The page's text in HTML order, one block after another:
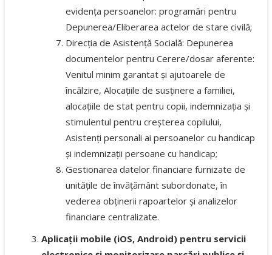
evidența persoanelor: programări pentru
Depunerea/Eliberarea actelor de stare civilă;
Direcția de Asistență Socială: Depunerea
documentelor pentru Cerere/dosar aferente:
Venitul minim garantat și ajutoarele de
încălzire, Alocațiile de susținere a familiei,
alocațiile de stat pentru copii, indemnizația și
stimulentul pentru creșterea copilului,
Asistenți personali ai persoanelor cu handicap
și indemnizații persoane cu handicap;
Gestionarea datelor financiare furnizate de
unitățile de învățământ subordonate, în
vederea obținerii rapoartelor și analizelor
financiare centralizate.
Aplicații mobile (iOS, Android) pentru servicii